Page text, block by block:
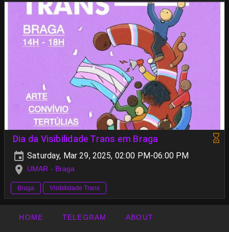
Dia da Visibilidade Trans em Braga
Saturday, Mar 29, 2025, 02:00 PM-06:00 PM
UMAR - Braga
Braga Visibilidade Trans
HOME TELEGRAM ABOUT